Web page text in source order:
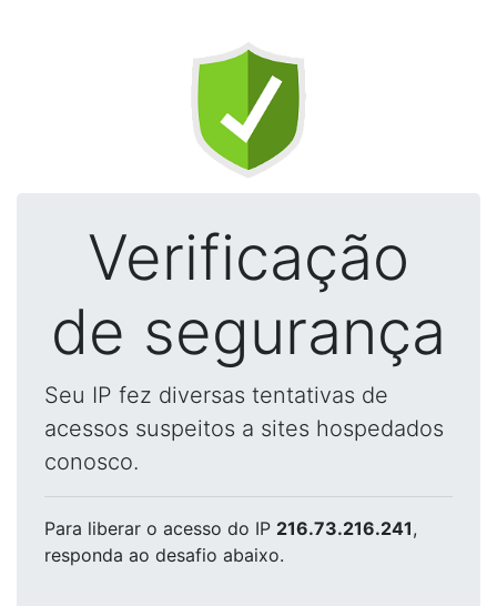
Verificação
de segurança
Seu IP fez diversas tentativas de
acessos suspeitos a sites hospedados
conosco.
Para liberar o acesso do IP 216.73.216.241,
responda ao desafio abaixo.